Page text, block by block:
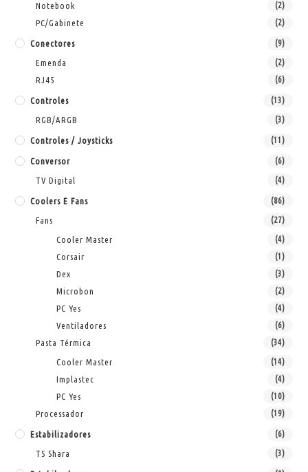
Notebook (2)
PC/Gabinete (2)
Conectores (9)
Emenda (2)
RJ45 (6)
Controles (13)
RGB/ARGB (3)
Controles / Joysticks (11)
Conversor (6)
TV Digital (4)
Coolers E Fans (86)
Fans (27)
Cooler Master (4)
Corsair (1)
Dex (3)
Microbon (2)
PC Yes (4)
Ventiladores (6)
Pasta Térmica (34)
Cooler Master (14)
Implastec (4)
PC Yes (10)
Processador (19)
Estabilizadores (6)
TS Shara (3)